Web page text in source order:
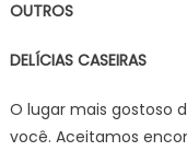
OUTROS
DELÍCIAS CASEIRAS
O lugar mais gostoso
você. Aceitamos